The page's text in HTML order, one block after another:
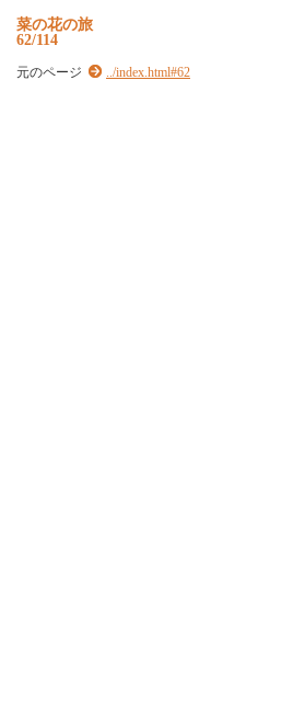
菜の花の旅
62/114
元のページ ../index.html#62